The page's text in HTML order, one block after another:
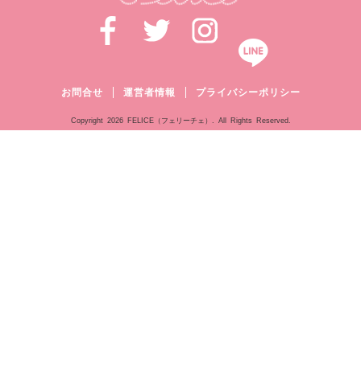
お問合せ 運営者情報 プライバシーポリシー
Copyright 2026 FELICE（フェリーチェ）. All Rights Reserved.